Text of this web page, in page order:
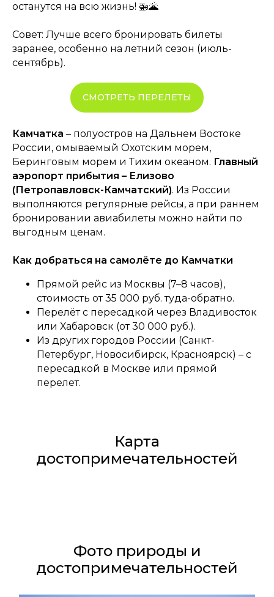
останутся на всю жизнь! 🚁🌋
Совет: Лучше всего бронировать билеты
заранее, особенно на летний сезон (июль-
сентябрь).
СМОТРЕТЬ ПЕРЕЛЕТЫ
Камчатка – полуостров на Дальнем Востоке
России, омываемый Охотским морем,
Беринговым морем и Тихим океаном. Главный
аэропорт прибытия – Елизово
(Петропавловск-Камчатский). Из России
выполняются регулярные рейсы, а при раннем
бронировании авиабилеты можно найти по
выгодным ценам.
Как добраться на самолёте до Камчатки
Прямой рейс из Москвы (7–8 часов),
стоимость от 35 000 руб. туда-обратно.
Перелёт с пересадкой через Владивосток
или Хабаровск (от 30 000 руб.).
Из других городов России (Санкт-
Петербург, Новосибирск, Красноярск) – с
пересадкой в Москве или прямой
перелет.
Карта
достопримечательностей
Фото природы и
достопримечательностей